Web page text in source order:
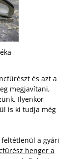
és azt a
megjavítani,
Ilyenkor
is ki tudja még
a gyári
henger a